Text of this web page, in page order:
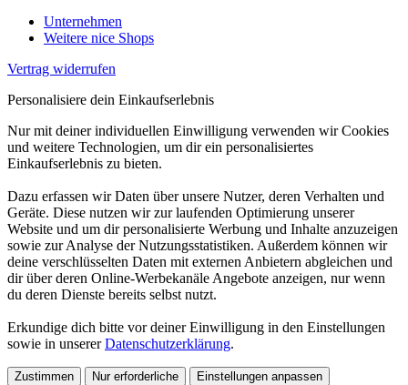
Unternehmen
Weitere nice Shops
Vertrag widerrufen
Personalisiere dein Einkaufserlebnis
Nur mit deiner individuellen Einwilligung verwenden wir Cookies
und weitere Technologien, um dir ein personalisiertes
Einkaufserlebnis zu bieten.
Dazu erfassen wir Daten über unsere Nutzer, deren Verhalten und
Geräte. Diese nutzen wir zur laufenden Optimierung unserer
Website und um dir personalisierte Werbung und Inhalte anzuzeigen
sowie zur Analyse der Nutzungsstatistiken. Außerdem können wir
deine verschlüsselten Daten mit externen Anbietern abgleichen und
dir über deren Online-Werbekanäle Angebote anzeigen, nur wenn
du deren Dienste bereits selbst nutzt.
Erkundige dich bitte vor deiner Einwilligung in den Einstellungen
sowie in unsererDatenschutzerklärung.
Zustimmen Nur erforderliche Einstellungen anpassen